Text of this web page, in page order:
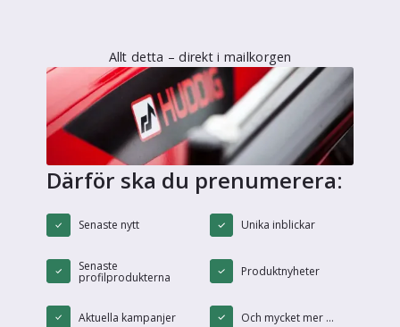
Allt detta – direkt i mailkorgen
Därför ska du prenumerera:
Senaste nytt Unika inblickar
Senaste
profilprodukterna Produktnyheter
Aktuella kampanjer Och mycket mer ...